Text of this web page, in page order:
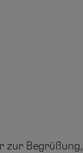
zur Begrüßung,